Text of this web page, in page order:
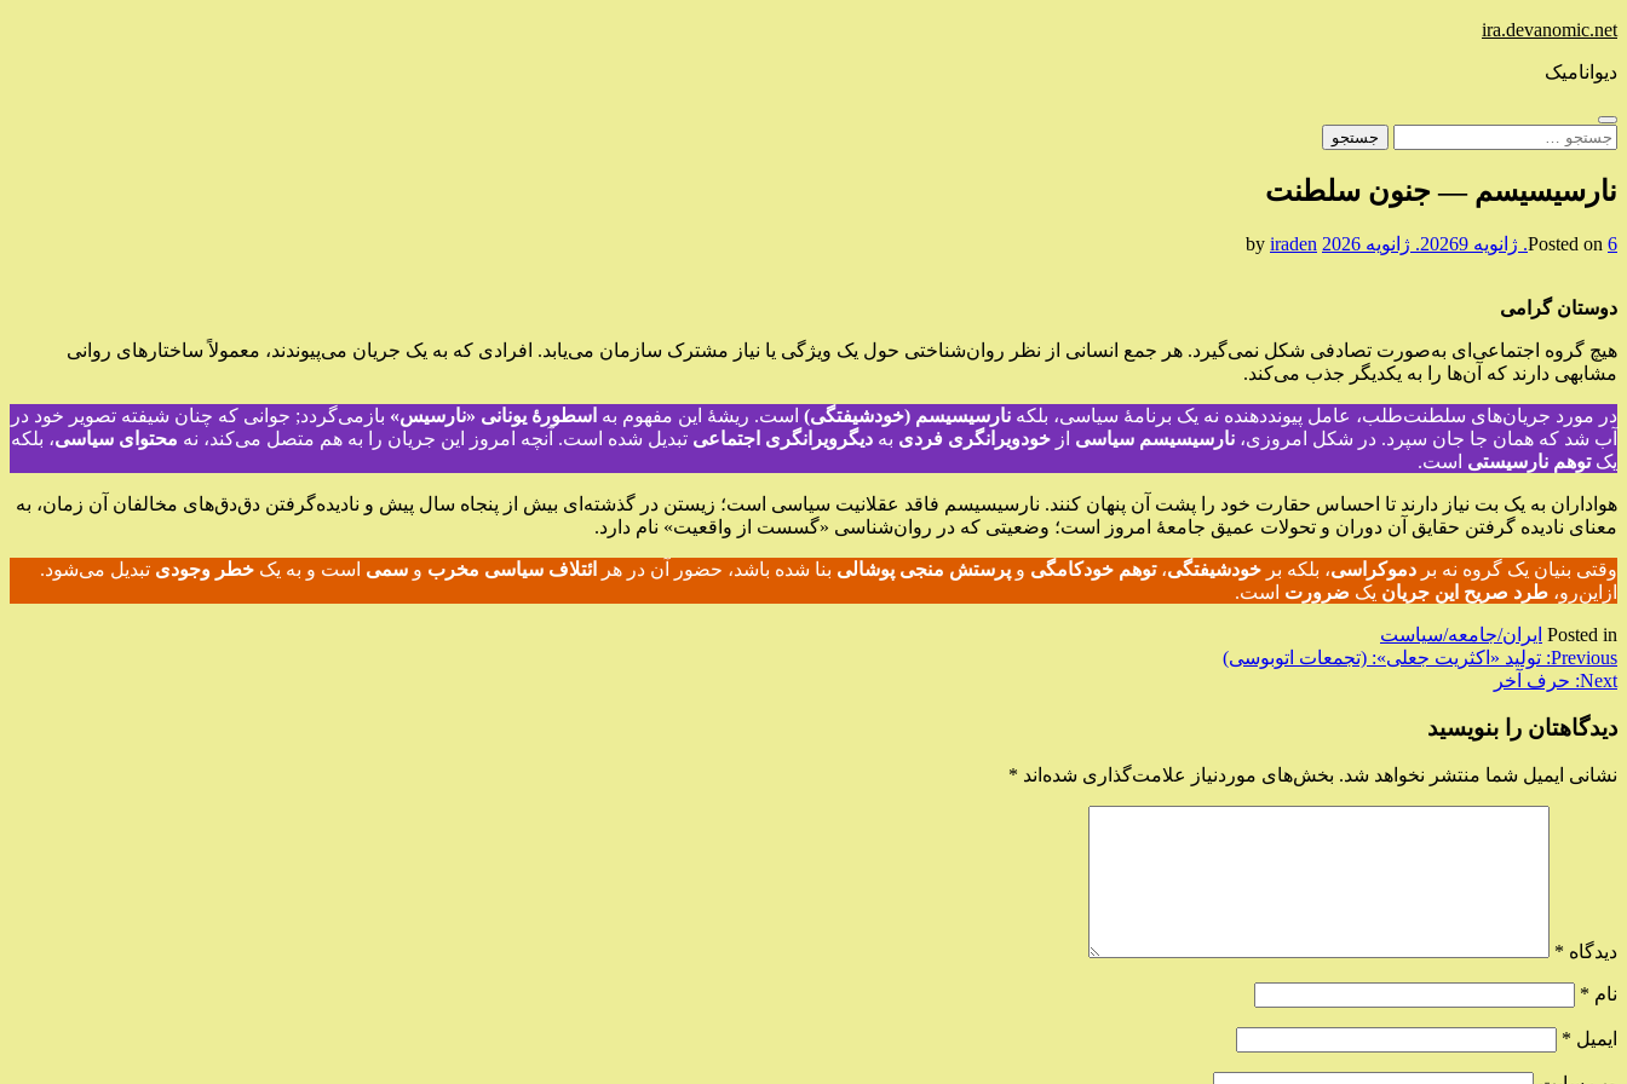
Skip
content
ira.devanomic.net
دیوانامیک
جستجو
نارسیسیسم — جنون سلطنت
Posted on 6. ژانویه 2026 9. ژانویه 2026 iraden
دوستان گرامی
هیچ گروه اجتماعی‌ای به‌صورت تصادفی شکل نمی‌گیرد. هر جمع انسانی از نظر روان‌شناختی حول یک ویژگی یا نیاز مشترک سازمان می‌یابد. افرادی که به یک جریان می‌پیوندند، معمولاً ساختارهای روانی
مشابهی دارند که آن‌ها را به یکدیگر جذب می‌کند.
در مورد جریان‌های سلطنت‌طلب، عامل پیونددهنده نه یک برنامهٔ سیاسی، بلکه نارسیسیسم (خودشیفتگی) است. ریشهٔ این مفهوم به اسطورهٔ یونانی «نارسیس» بازمی‌گردد; جوانی که چنان شیفته تصویر خود در
آب شد که همان جا جان سپرد. در شکل امروزی، نارسیسیسم سیاسی از خودویرانگری فردی به دیگر‌ویرانگری اجتماعی تبدیل شده است. آنچه امروز این جریان را به هم متصل می‌کند، نه محتوای سیاسی، بلکه
یکتوهم نارسیستی است.
هواداران به یک بت نیاز دارند تا احساس حقارت خود را پشت آن پنهان کنند. نارسیسیسم فاقد عقلانیت سیاسی است؛ زیستن در گذشته‌ای بیش از پنجاه سال پیش و نادیده‌گرفتن دق‌دق‌های مخالفان آن زمان، به
معنای نادیده گرفتن حقایق آن دوران و تحولات عمیق جامعهٔ امروز است؛ وضعیتی که در روان‌شناسی «گسست از واقعیت» نام دارد.
وقتی بنیان یک گروه نه بر دموکراسی، بلکه بر خودشیفتگی،توهم خودکامگی و پرستش منجی پوشالی بنا شده باشد، حضور آن در هر ائتلاف سیاسی مخرب و سمی است و به یک خطر وجودی تبدیل می‌شود.
ازاین‌رو، طرد صریح این جریان یک ضرورت است.
Posted in ایران/جامعه/سیاست
راهبری
نوشته
Previous: تولید «اکثریت جعلی»: (تجمعات اتوبوسی)
Next: حرف آخر
دیدگاهتان را بنویسید
نشانی ایمیل شما منتشر نخواهد شد. بخش‌های موردنیاز علامت‌گذاری شده‌اند *
دیدگاه *
نام *
ایمیل *